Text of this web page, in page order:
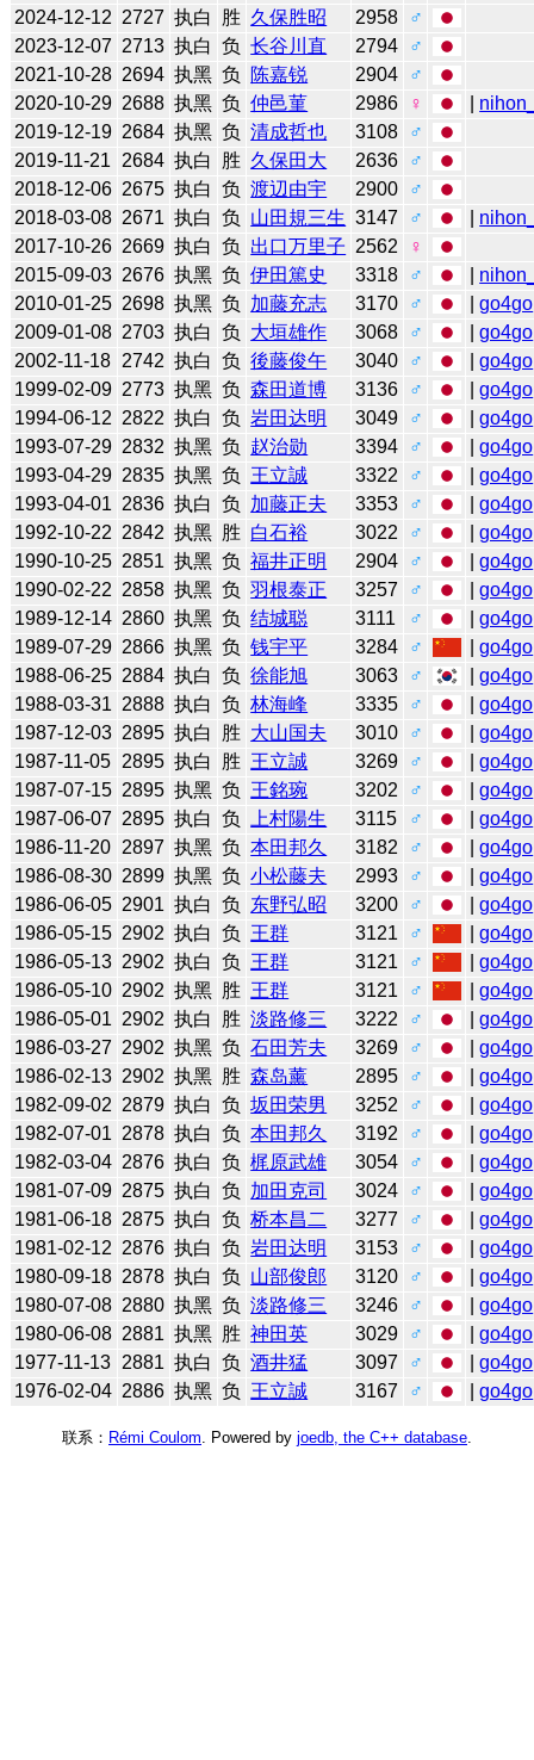
2024-12-12 2727 执白 胜 久保胜昭 2958
♂
2023-12-07 2713 执白 负 长谷川直 2794
♂
2021-10-28 2694 执黑 负 陈嘉锐 2904
♂
2020-10-29 2688 执黑 负 仲邑菫 2986 ♀
2019-12-19 2684 执黑 负 清成哲也 3108
♂
2019-11-21
2684 执白 胜 久保田大 2636
♂
2018-12-06 2675 执白 负 渡辺由宇 2900
♂
2018-03-08 2671 执白 负 山田規三生 3147 ♂
2017-10-26 2669 执白 负 出口万里子 2562
♀
2015-09-03 2676 执黑 负 伊田篤史 3318 ♂
2010-01-25 2698 执黑 负 加藤充志 3170 ♂ |go4go
2009-01-08 2703 执白 负 大垣雄作 3068 ♂ |go4go
2002-11-18 2742 执白 负 後藤俊午 3040 ♂ |go4go
1999-02-09 2773 执黑 负 森田道博 3136 ♂ |go4go
1994-06-12 2822 执白 负 岩田达明 3049 ♂ |go4go
1993-07-29 2832 执黑 负 赵治勋 3394 ♂ |go4go
1993-04-29 2835 执黑 负 王立誠 3322 ♂ |go4go
1993-04-01 2836 执白 负 加藤正夫 3353 ♂ |go4go
1992-10-22 2842 执黑 胜 白石裕 3022 ♂ |go4go
1990-10-25 2851 执黑 负 福井正明 2904 ♂ |go4go
1990-02-22 2858 执黑 负 羽根泰正 3257 ♂ |go4go
1989-12-14 2860 执黑 负 结城聪 3111 ♂ |go4go
1989-07-29 2866 执黑 负 钱宇平 3284 ♂ |go4go
1988-06-25 2884 执白 负 徐能旭 3063 ♂ |go4go
1988-03-31 2888 执白 负 林海峰 3335 ♂ |go4go
1987-12-03 2895 执白 胜 大山国夫 3010 ♂ |go4go
1987-11-05 2895 执白 胜 王立誠 3269 ♂ |go4go
1987-07-15 2895 执黑 负 王銘琬 3202 ♂ |go4go
1987-06-07 2895 执白 负 上村陽生 3115 ♂ |go4go
1986-11-20 2897 执黑 负 本田邦久 3182 ♂ |go4go
1986-08-30 2899 执黑 负 小松藤夫 2993 ♂ |go4go
1986-06-05 2901 执白 负 东野弘昭 3200 ♂ |go4go
1986-05-15 2902 执白 负 王群 3121 ♂ |go4go
1986-05-13 2902 执白 负 王群 3121 ♂ |go4go
1986-05-10 2902 执黑 胜 王群 3121 ♂ |go4go
1986-05-01 2902 执白 胜 淡路修三 3222 ♂ |go4go
1986-03-27 2902 执黑 负 石田芳夫 3269 ♂ |go4go
1986-02-13 2902 执黑 胜 森岛薰 2895 ♂ |go4go
1982-09-02 2879 执白 负 坂田荣男 3252 ♂ |go4go
1982-07-01 2878 执白 负 本田邦久 3192 ♂ |go4go
1982-03-04 2876 执白 负 梶原武雄 3054 ♂ |go4go
1981-07-09 2875 执白 负 加田克司 3024 ♂ |go4go
1981-06-18 2875 执白 负 桥本昌二 3277 ♂ |go4go
1981-02-12 2876 执白 负 岩田达明 3153 ♂ |go4go
1980-09-18 2878 执白 负 山部俊郎 3120 ♂ |go4go
1980-07-08 2880 执黑 负 淡路修三 3246 ♂ |go4go
1980-06-08 2881 执黑 胜 神田英 3029 ♂ |go4go
1977-11-13 2881 执白 负 酒井猛 3097 ♂ |go4go
1976-02-04 2886 执黑 负 王立誠 3167 ♂ |go4go
联系： Rémi Coulom . Powered by joedb, the C++ database